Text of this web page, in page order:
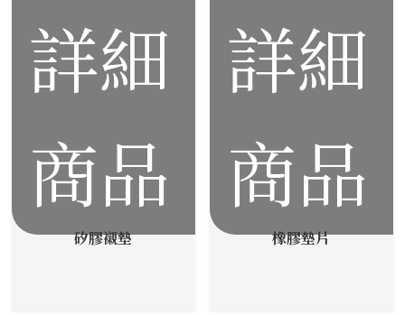
詳細
商品
矽膠襯墊
詳細
商品
橡膠墊片